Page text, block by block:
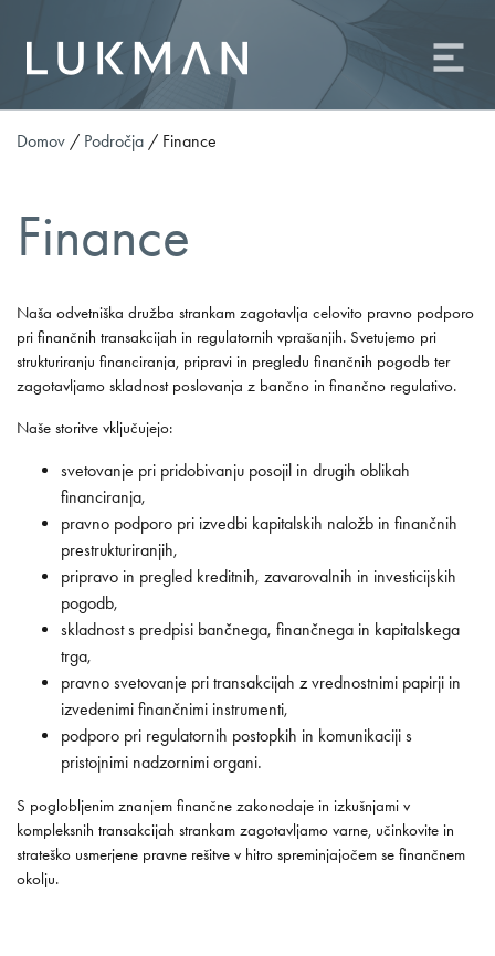
O družbi
Področja
Sodelavci
Kariera
Odvetniška družba Lukman o.p., d.o.o.
Ameriška ulica 2, 1000 Ljubljana
Telefon: +386 (0)1 81 09 506
Fax: +386 (0)1 81 09 509
E-naslov: info@od-lukman.com
Domov / Področja / Finance
Finance
Naša odvetniška družba strankam zagotavlja celovito pravno podporo
pri finančnih transakcijah in regulatornih vprašanjih. Svetujemo pri
strukturiranju financiranja, pripravi in pregledu finančnih pogodb ter
zagotavljamo skladnost poslovanja z bančno in finančno regulativo.
Naše storitve vključujejo:
svetovanje pri pridobivanju posojil in drugih oblikah
financiranja,
pravno podporo pri izvedbi kapitalskih naložb in finančnih
prestrukturiranjih,
pripravo in pregled kreditnih, zavarovalnih in investicijskih
pogodb,
skladnost s predpisi bančnega, finančnega in kapitalskega
trga,
pravno svetovanje pri transakcijah z vrednostnimi papirji in
izvedenimi finančnimi instrumenti,
podporo pri regulatornih postopkih in komunikaciji s
pristojnimi nadzornimi organi.
S poglobljenim znanjem finančne zakonodaje in izkušnjami v
kompleksnih transakcijah strankam zagotavljamo varne, učinkovite in
strateško usmerjene pravne rešitve v hitro spreminjajočem se finančnem
okolju.